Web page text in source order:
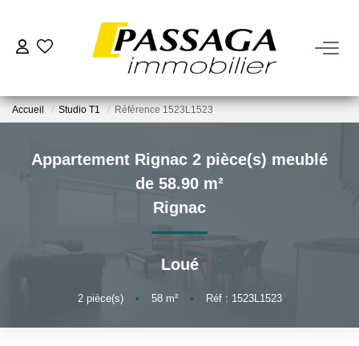
VENDRE
Nos Biens Vendus
FAIRE GÉRER
Accueil Studio T1 Référence 1523L1523
Appartement Rignac 2 pièce(s) meublé
de 58.90 m²
Rignac
Loué
2pièce(s) • 58m² • Réf : 1523L1523